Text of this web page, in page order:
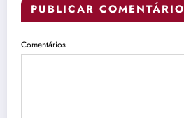
PUBLICAR COMENTÁRIO
Comentários